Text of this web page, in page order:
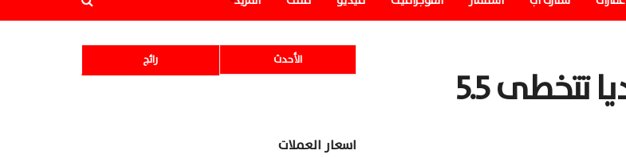
القيمة السوقية لشركة إنفيديا تتخطى 5.5
رائج الأحدث
اسعار العملات